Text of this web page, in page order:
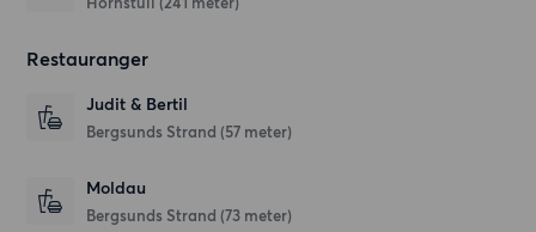
Restauranger
Judit & Bertil
Bergsunds Strand (57 meter)
Moldau
Bergsunds Strand (73 meter)